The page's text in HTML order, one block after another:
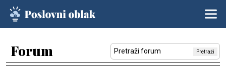
Forum Pretraži